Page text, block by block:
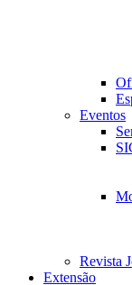
Eventos
Revista
Extensão